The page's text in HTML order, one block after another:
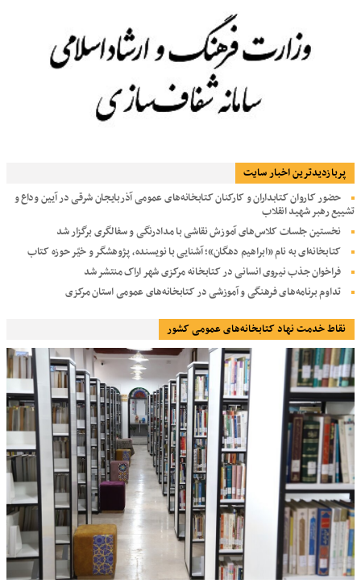
پربازديدترين اخبار سایت
حضور کاروان کتابداران و کارکنان کتابخانه‌های عمومی آذربایجان شرقی در آیین وداع و
تشییع رهبر شهید انقلاب
نخستین جلسات کلاس‌های آموزش نقاشی با مدادرنگی و سفالگری برگزار شد
کتابخانه‌ای به نام «ابراهیم دهگان»؛ آشنایی با نویسنده، پژوهشگر و خیّر حوزه کتاب
فراخوان جذب نیروی انسانی در کتابخانه مرکزی شهر اراک منتشر شد
تداوم برنامه‌های فرهنگی و آموزشی در کتابخانه‌های عمومی استان مرکزی
نقاط خدمت نهاد کتابخانه‌های عمومی کشور